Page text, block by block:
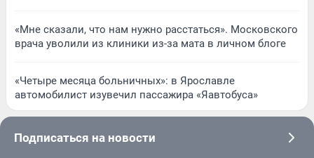
«Мне сказали, что нам нужно расстаться». Московского
врача уволили из клиники из-за мата в личном блоге
«Четыре месяца больничных»: в Ярославле
автомобилист изувечил пассажира «Яавтобуса»
Подписаться на новости